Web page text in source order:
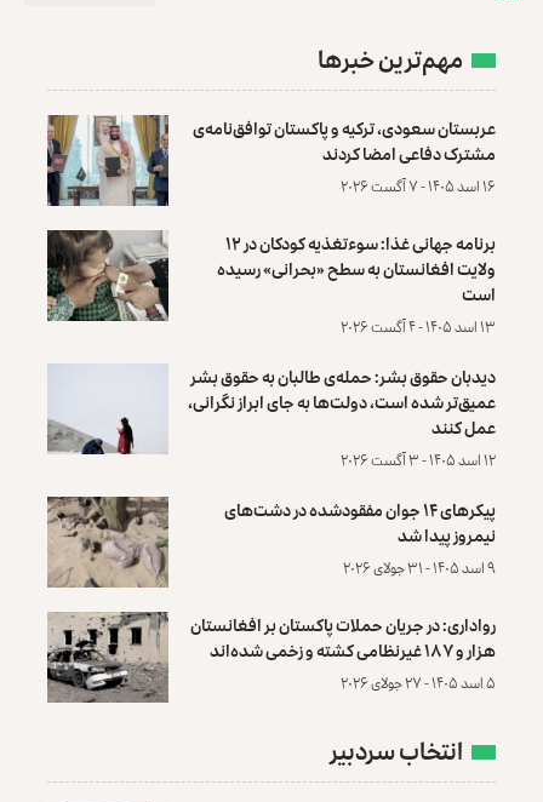
مهم‌ترین خبرها
عربستان سعودی، ترکیه و پاکستان توافق‌نامه‌ی
مشترک دفاعی امضا کردند
۱۶ اسد ۱۴۰۵ - ۷ آگست ۲۰۲۶
برنامه جهانی غذا: سوءتغذیه کودکان در ۱۲
ولایت افغانستان به سطح «بحرانی» رسیده
است
۱۳ اسد ۱۴۰۵ - ۴ آگست ۲۰۲۶
دیدبان حقوق بشر: حمله‌ی طالبان به حقوق بشر
عمیق‌تر شده است، دولت‌ها به جای ابراز نگرانی،
عمل کنند
۱۲ اسد ۱۴۰۵ - ۳ آگست ۲۰۲۶
پیکرهای ۱۴ جوان مفقودشده در دشت‌های
نیمروز پیدا شد
۹ اسد ۱۴۰۵ - ۳۱ جولای ۲۰۲۶
رواداری: در جریان حملات پاکستان بر افغانستان
هزار و ۱۸۷ غیرنظامی کشته و زخمی شده‌اند
۵ اسد ۱۴۰۵ - ۲۷ جولای ۲۰۲۶
انتخاب سردبیر